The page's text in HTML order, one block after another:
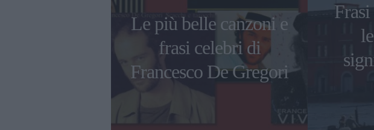
Le più belle canzoni e
frasi celebri di
Francesco De Gregori